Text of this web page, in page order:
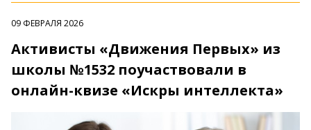
09 ФЕВРАЛЯ 2026
Активисты «Движения Первых» из
школы №1532 поучаствовали в
онлайн-квизе «Искры интеллекта»